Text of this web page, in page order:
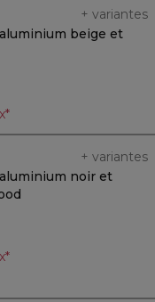
+ variantes
beige et
+ variantes
noir et